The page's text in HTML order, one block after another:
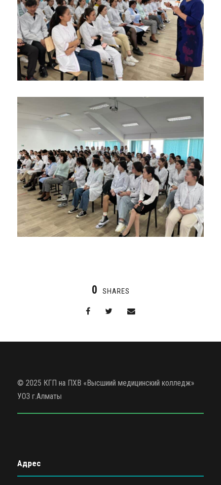
0 SHARES
© 2025 КГП на ПХВ «Высшиий медицинский колледж»
УОЗ г.Алматы
Адрес